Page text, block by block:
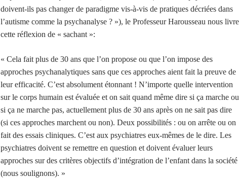
doivent-ils pas changer de paradigme vis-à-vis de pratiques décriées dans
l’autisme comme la psychanalyse ? »), le Professeur Harousseau nous livre
cette réflexion de « sachant »:
« Cela fait plus de 30 ans que l’on propose ou que l’on impose des
approches psychanalytiques sans que ces approches aient fait la preuve de
leur efficacité. C’est absolument étonnant ! N’importe quelle intervention
sur le corps humain est évaluée et on sait quand même dire si ça marche ou
si ça ne marche pas, actuellement plus de 30 ans après on ne sait pas dire
(si ces approches marchent ou non). Deux possibilités : ou on arrête ou on
fait des essais cliniques. C’est aux psychiatres eux-mêmes de le dire. Les
psychiatres doivent se remettre en question et doivent évaluer leurs
approches sur des critères objectifs d’intégration de l’enfant dans la société
(nous soulignons). »